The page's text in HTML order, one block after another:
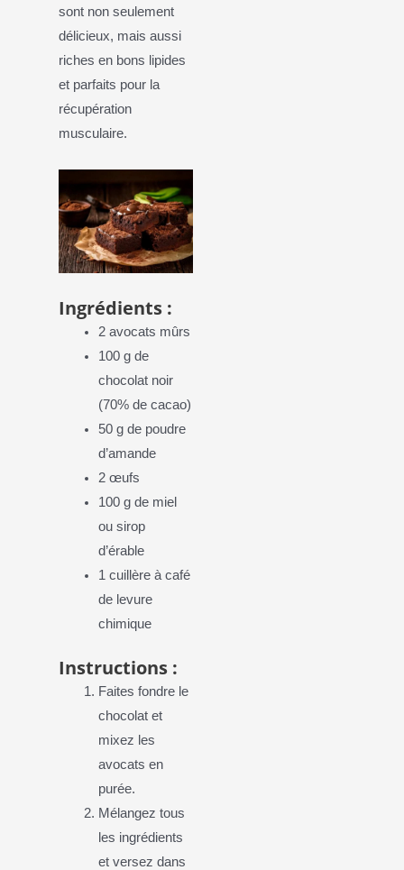
sont non seulement
délicieux, mais aussi
riches en bons lipides
et parfaits pour la
récupération
musculaire.
Ingrédients :
2 avocats mûrs
100 g de
chocolat noir
(70% de cacao)
50 g de poudre
d’amande
2 œufs
100 g de miel
ou sirop
d’érable
1 cuillère à café
de levure
chimique
Instructions :
Faites fondre le
chocolat et
mixez les
avocats en
purée.
Mélangez tous
les ingrédients
et versez dans